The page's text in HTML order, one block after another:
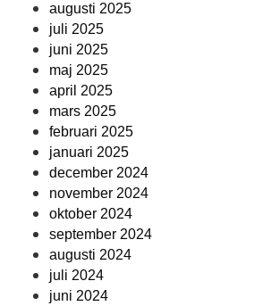
augusti 2025
juli 2025
juni 2025
maj 2025
april 2025
mars 2025
februari 2025
januari 2025
december 2024
november 2024
oktober 2024
september 2024
augusti 2024
juli 2024
juni 2024